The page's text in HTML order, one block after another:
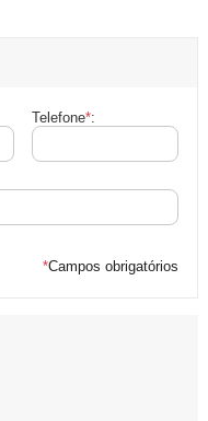
Telefone*:
*Campos obrigatórios